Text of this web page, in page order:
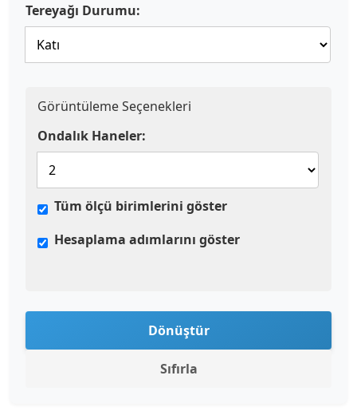
Tereyağı Durumu:
Görüntüleme Seçenekleri
Ondalık Haneler:
Tüm ölçü birimlerini göster
Hesaplama adımlarını göster
Dönüştür
Sıfırla